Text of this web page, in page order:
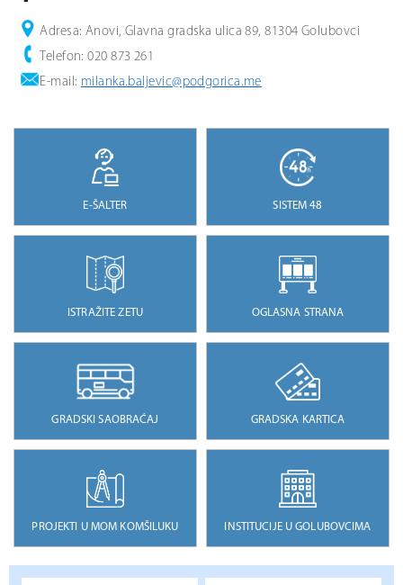
E-ŠALTER SISTEM 48
ISTRAŽITE ZETU OGLASNA STRANA
GRADSKI SAOBRAĆAJ GRADSKA KARTICA
PROJEKTI U MOM KOMŠILUKU INSTITUCIJE U GOLUBOVCIMA
Adresa: Anovi, Glavna gradska ulica 89, 81304 Golubovci
Telefon: 020 873 261
E-mail: milanka.baljevic@podgorica.me